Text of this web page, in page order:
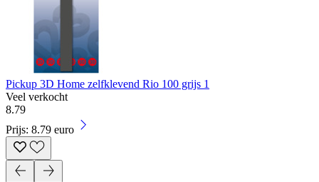
Pickup 3D Home zelfklevend Rio 100 grijs 1
Veel verkocht
8.79
Prijs: 8.79 euro